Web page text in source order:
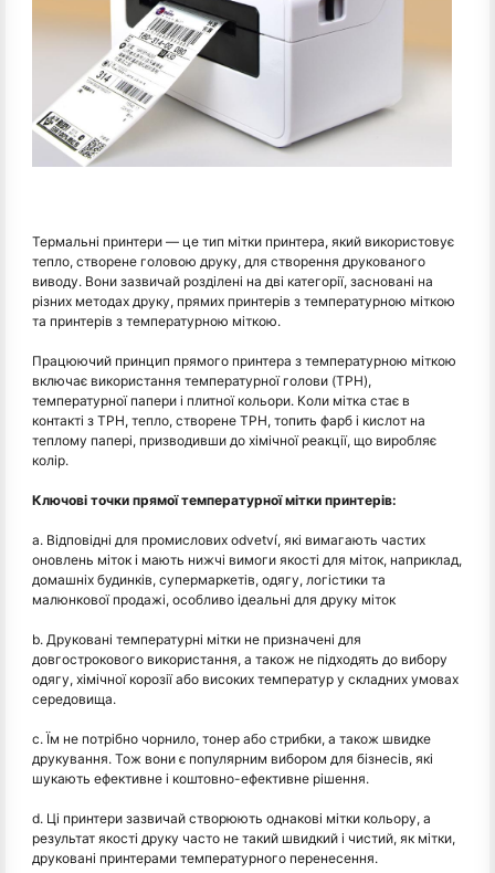
Термальні принтери — це тип мітки принтера, який використовує
тепло, створене головою друку, для створення друкованого
виводу. Вони зазвичай розділені на дві категорії, засновані на
різних методах друку, прямих принтерів з температурною міткою
та принтерів з температурною міткою.
Працюючий принцип прямого принтера з температурною міткою
включає використання температурної голови (TPH),
температурної папери і плитної кольори. Коли мітка стає в
контакті з TPH, тепло, створене TPH, топить фарб і кислот на
теплому папері, призводивши до хімічної реакції, що виробляє
колір.
Ключові точки прямої температурної мітки принтерів:
a. Відповідні для промислових odvetví, які вимагають частих
оновлень міток і мають нижчі вимоги якості для міток, наприклад,
домашніх будинків, супермаркетів, одягу, логістики та
малюнкової продажі, особливо ідеальні для друку міток
b. Друковані температурні мітки не призначені для
довгострокового використання, а також не підходять до вибору
одягу, хімічної корозії або високих температур у складних умовах
середовища.
c. Їм не потрібно чорнило, тонер або стрибки, а також швидке
друкування. Тож вони є популярним вибором для бізнесів, які
шукають ефективне і коштовно-ефективне рішення.
d. Ці принтери зазвичай створюють однакові мітки кольору, а
результат якості друку часто не такий швидкий і чистий, як мітки,
друковані принтерами температурного перенесення.